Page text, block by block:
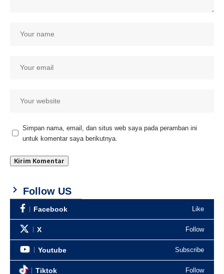
Simpan nama, email, dan situs web saya pada peramban ini
untuk komentar saya berikutnya.
Follow US
Facebook Like
X Follow
Youtube Subscribe
Tiktok Follow